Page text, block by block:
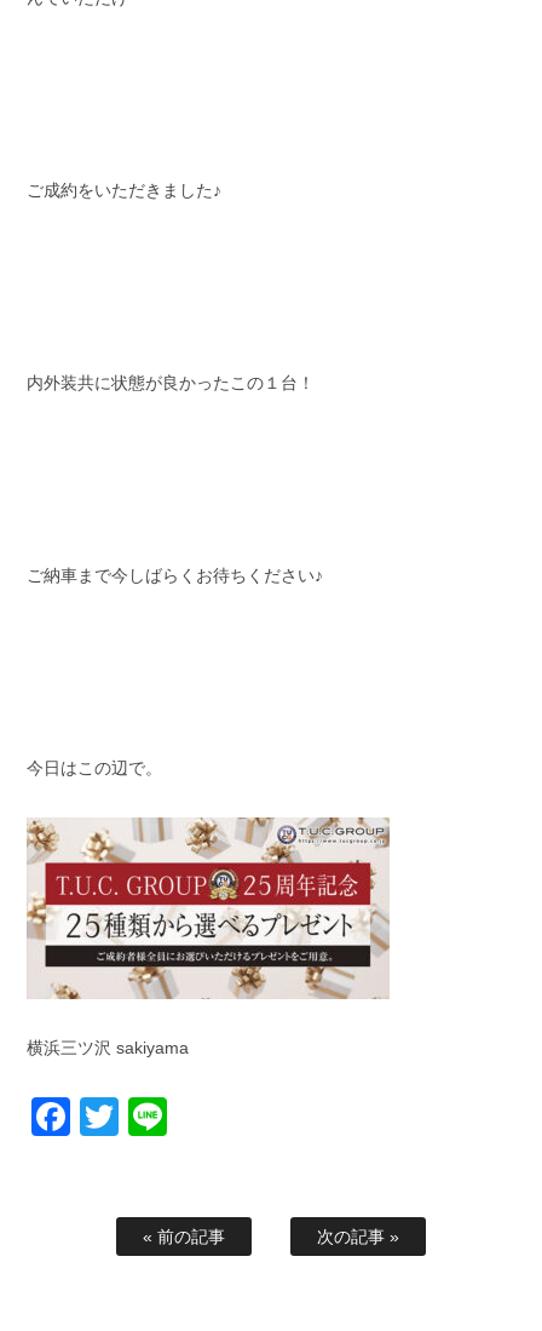
ご成約をいただきました♪
内外装共に状態が良かったこの１台！
ご納車まで今しばらくお待ちください♪
今日はこの辺で。
横浜三ツ沢 sakiyama
Facebook
Twitter
« 前の記事 次の記事 »